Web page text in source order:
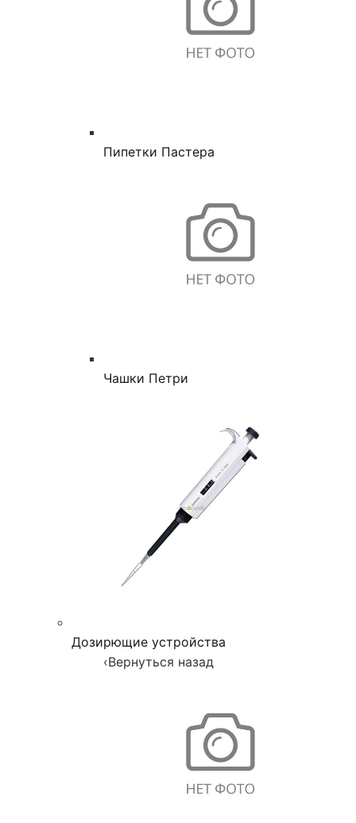
Пипетки Пастера
Чашки Петри
Дозирющие устройства
‹Вернуться назад